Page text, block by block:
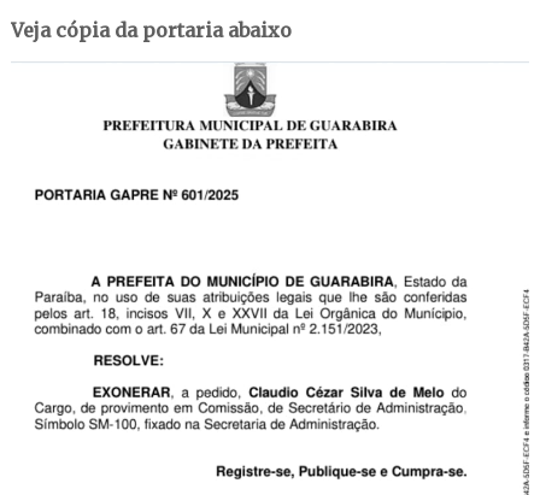
Veja cópia da portaria abaixo